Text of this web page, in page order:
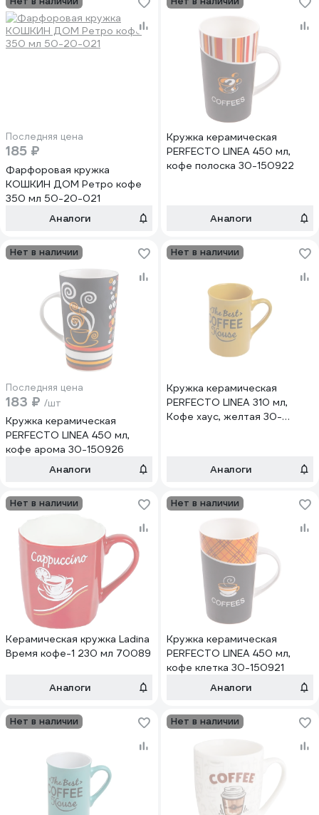
Последняя цена
185 ₽
Фарфоровая кружка
КОШКИН ДОМ Ретро кофе
350 мл 50-20-021
Аналоги
Кружка керамическая
PERFECTO LINEA 450 мл,
кофе полоска 30-150922
Аналоги
Нет в наличии
Последняя цена
183 ₽ /шт
Кружка керамическая
PERFECTO LINEA 450 мл,
кофе арома 30-150926
Аналоги
Нет в наличии
Кружка керамическая
PERFECTO LINEA 310 мл,
Кофе хаус, желтая 30-
Аналоги
Нет в наличии
Керамическая кружка Ladina
Время кофе-1 230 мл 70089
Аналоги
Нет в наличии
Кружка керамическая
PERFECTO LINEA 450 мл,
кофе клетка 30-150921
Аналоги
Нет в наличии Нет в наличии